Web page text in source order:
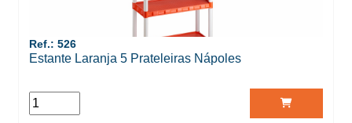
Ref.: 526
Estante Laranja 5 Prateleiras Nápoles